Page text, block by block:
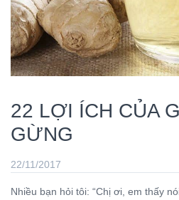
22 LỢI ÍCH CỦA
GỪNG
22/11/2017
Nhiều bạn hỏi tôi: “Chị ơi, em thấy